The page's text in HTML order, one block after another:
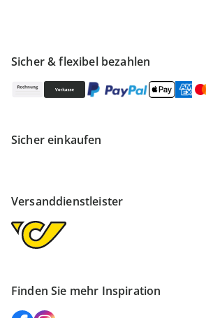
Sicher & flexibel bezahlen
Sicher einkaufen
Versanddienstleister
Finden Sie mehr Inspiration